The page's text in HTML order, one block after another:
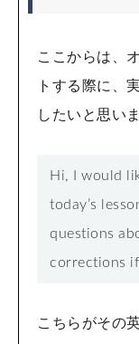
ここからは、
トする際に、
したいと思いま
Hi, I would
today’s
questions
corrections if
こちらがその